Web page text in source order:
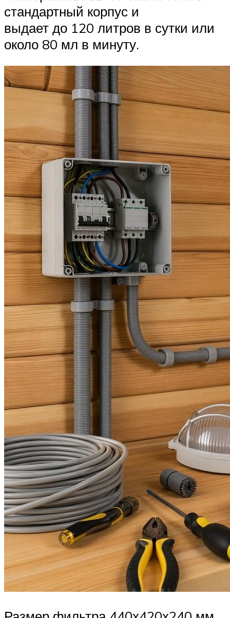
стандартный корпус и
выдает до 120 литров в сутки или
около 80 мл в минуту.